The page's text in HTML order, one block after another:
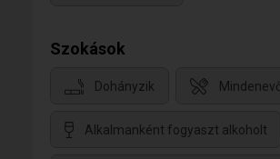
Szokások
Dohányzik
Alkalmanként fogyaszt alkoholt